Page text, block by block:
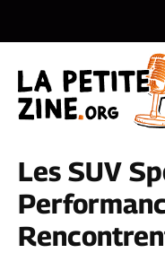
contenu
Les SUV